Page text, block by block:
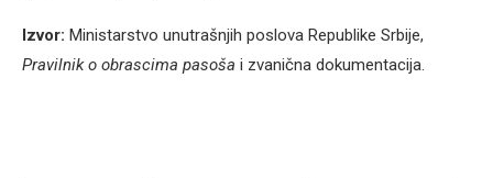
Izvor: Ministarstvo unutrašnjih poslova Republike Srbije,
Pravilnik o obrascima pasoša i zvanična dokumentacija.